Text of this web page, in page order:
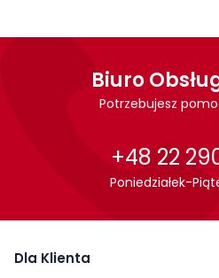
do
Pokój:
Kategoria:
Biuro
Potrzebujesz
+48 22
Poniedziałek-
Dla Klienta